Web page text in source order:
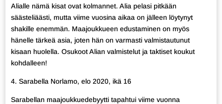
Alialle nämä kisat ovat kolmannet. Alia pelasi pitkään
säästeliäästi, mutta viime vuosina aikaa on jälleen löytynyt
shakille enemmän. Maajoukkueen edustaminen on myös
hänelle tärkeä asia, joten hän on varmasti valmistautunut
kisaan huolella. Osukoot Alian valmistelut ja taktiset koukut
kohdalleen!
4. Sarabella Norlamo, elo 2020, ikä 16
Sarabellan maajoukkuedebyytti tapahtui viime vuonna